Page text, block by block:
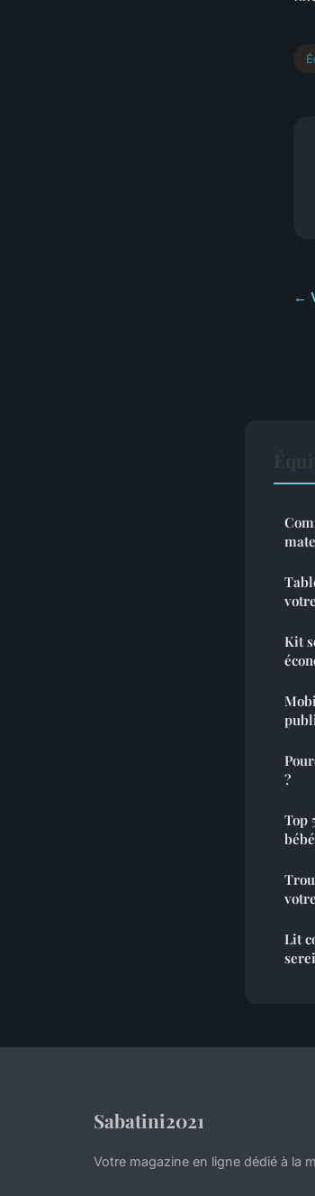
←
Kit
?
Top
bébé
Lit
Sabatini2021
Votre magazine en ligne dédié à la